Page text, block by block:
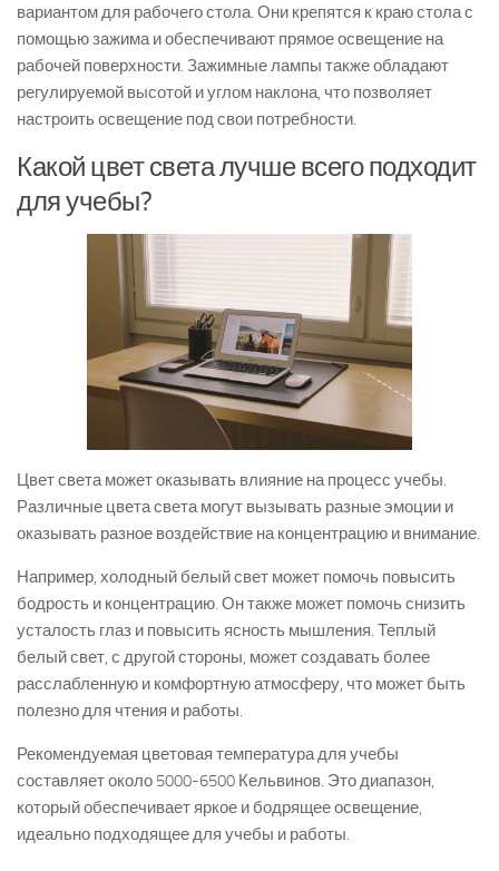
вариантом для рабочего стола. Они крепятся к краю стола с
помощью зажима и обеспечивают прямое освещение на
рабочей поверхности. Зажимные лампы также обладают
регулируемой высотой и углом наклона, что позволяет
настроить освещение под свои потребности.
Какой цвет света лучше всего подходит
для учебы?
Цвет света может оказывать влияние на процесс учебы.
Различные цвета света могут вызывать разные эмоции и
оказывать разное воздействие на концентрацию и внимание.
Например, холодный белый свет может помочь повысить
бодрость и концентрацию. Он также может помочь снизить
усталость глаз и повысить ясность мышления. Теплый
белый свет, с другой стороны, может создавать более
расслабленную и комфортную атмосферу, что может быть
полезно для чтения и работы.
Рекомендуемая цветовая температура для учебы
составляет около 5000-6500 Кельвинов. Это диапазон,
который обеспечивает яркое и бодрящее освещение,
идеально подходящее для учебы и работы.